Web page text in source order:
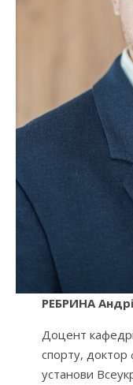
РЕБРИНА
Доцент
спорту, доктор
установи